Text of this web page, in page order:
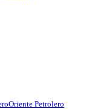
Oriente Petrolero